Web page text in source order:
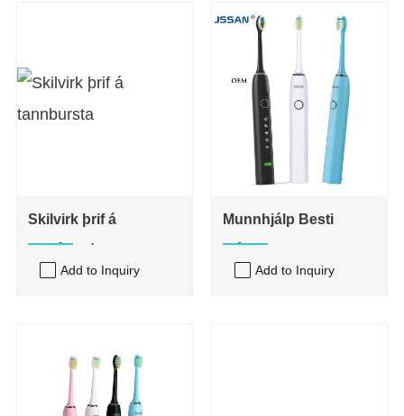
Skilvirk þrif á
tannbursta
Add to Inquiry
Munnhjálp Besti
rafmagns
tannburstinn
Add to Inquiry